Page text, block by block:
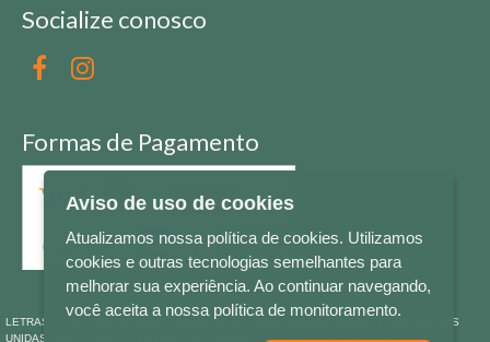
Socialize conosco
Formas de Pagamento
LETRAS & CIA - CNPJ n° 88.587.548/0001-20 - Térreo Bourbon Shopping - AV. NAÇÕES
UNIDAS , 2001 - Lojas 1064/1065 - RIO BRANCO - - NOVO HAMBURGO - RS
Aviso de uso de cookies
Atualizamos nossa política de cookies. Utilizamos
cookies e outras tecnologias semelhantes para
melhorar sua experiência. Ao continuar navegando,
você aceita a nossa política de monitoramento.